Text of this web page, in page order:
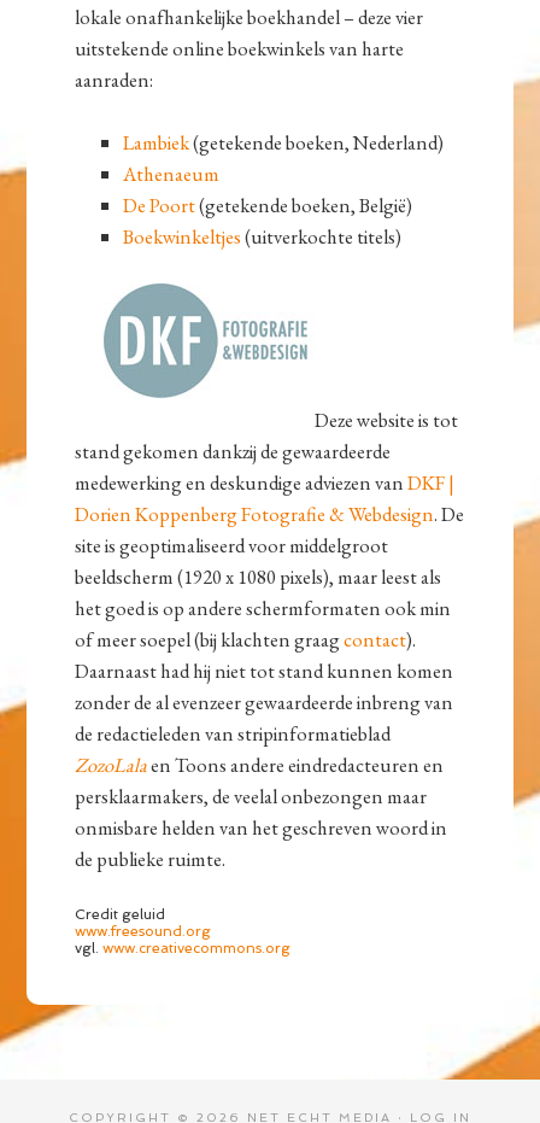
lokale onafhankelijke boekhandel – deze vier
uitstekende online boekwinkels van harte
aanraden:
Lambiek(getekende boeken, Nederland)
Athenaeum
De Poort(getekende boeken, België)
Boekwinkeltjes(uitverkochte titels)
Deze website is tot
stand gekomen dankzij de gewaardeerde
medewerking en deskundige adviezen vanDKF |
Dorien Koppenberg Fotografie & Webdesign. De
site is geoptimaliseerd voor middelgroot
beeldscherm (1920 x 1080 pixels), maar leest als
het goed is op andere schermformaten ook min
of meer soepel (bij klachten graagcontact).
Daarnaast had hij niet tot stand kunnen komen
zonder de al evenzeer gewaardeerde inbreng van
de redactieleden van stripinformatieblad
ZozoLalaen Toons andere eindredacteuren en
persklaarmakers, de veelal onbezongen maar
onmisbare helden van het geschreven woord in
de publieke ruimte.
Credit geluid
www.freesound.org
vgl.www.creativecommons.org
COPYRIGHT © 2026 NET ECHT MEDIA · LOG IN